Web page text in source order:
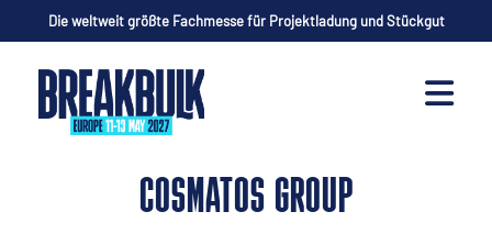
Die weltweit größte Fachmesse für Projektladung und Stückgut
COSMATOS GROUP